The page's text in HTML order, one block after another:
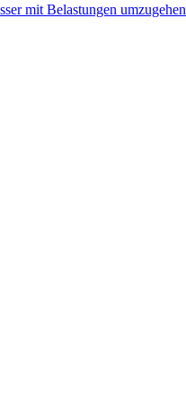
mit Belastungen